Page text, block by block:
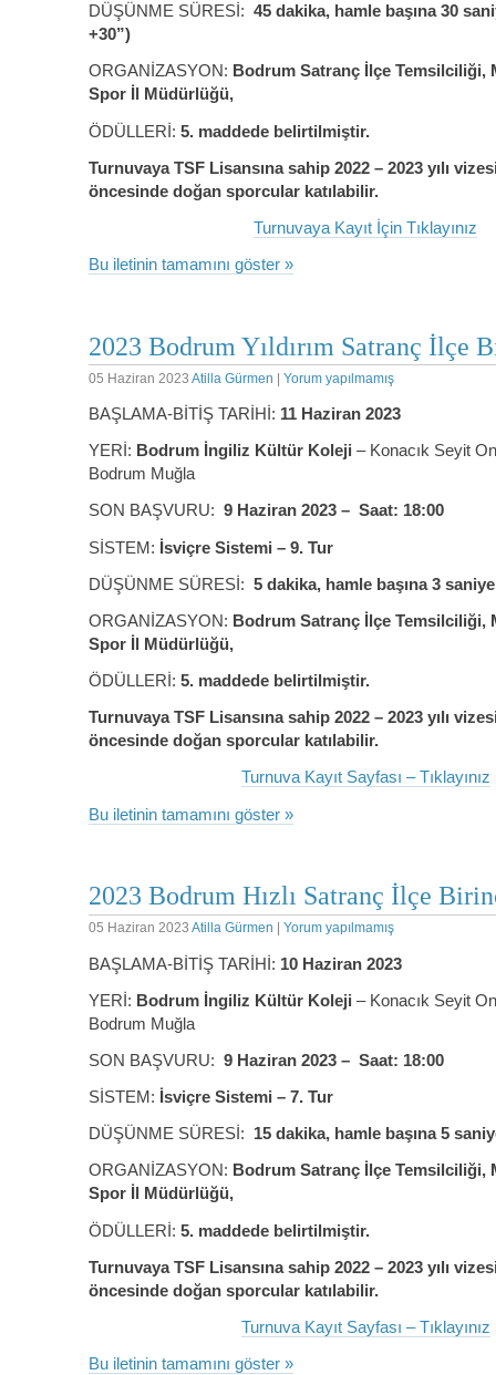
DÜŞÜNME SÜRESİ: 45 dakika, hamle başına 30
+30”)
ORGANİZASYON: Bodrum Satranç İlçe Temsilciliği,
Spor İl Müdürlüğü,
ÖDÜLLERİ: 5. maddede belirtilmiştir.
Turnuvaya TSF Lisansına sahip 2022 – 2023 yılı
öncesinde doğan sporcular katılabilir.
Turnuvaya Kayıt İçin Tıklayınız
Bu iletinin tamamını göster »
2023 Bodrum Yıldırım Satranç İlçe
05 Haziran 2023 Atilla Gürmen Yorum yapılmamış
BAŞLAMA-BİTİŞ TARİHİ: 11 Haziran 2023
YERİ: Bodrum İngiliz Kültür Koleji – Konacık Seyit
Bodrum Muğla
SON BAŞVURU: 9 Haziran 2023 – Saat: 18:00
SİSTEM: İsviçre Sistemi – 9. Tur
DÜŞÜNME SÜRESİ: 5 dakika, hamle başına 3
ORGANİZASYON: Bodrum Satranç İlçe Temsilciliği,
Spor İl Müdürlüğü,
ÖDÜLLERİ: 5. maddede belirtilmiştir.
Turnuvaya TSF Lisansına sahip 2022 – 2023 yılı
öncesinde doğan sporcular katılabilir.
Turnuva Kayıt Sayfası – Tıklayınız
Bu iletinin tamamını göster »
2023 Bodrum Hızlı Satranç İlçe
05 Haziran 2023 Atilla Gürmen Yorum yapılmamış
BAŞLAMA-BİTİŞ TARİHİ: 10 Haziran 2023
YERİ: Bodrum İngiliz Kültür Koleji – Konacık Seyit
Bodrum Muğla
SON BAŞVURU: 9 Haziran 2023 – Saat: 18:00
SİSTEM: İsviçre Sistemi – 7. Tur
DÜŞÜNME SÜRESİ: 15 dakika, hamle başına 5
ORGANİZASYON: Bodrum Satranç İlçe Temsilciliği,
Spor İl Müdürlüğü,
ÖDÜLLERİ: 5. maddede belirtilmiştir.
Turnuvaya TSF Lisansına sahip 2022 – 2023 yılı
öncesinde doğan sporcular katılabilir.
Turnuva Kayıt Sayfası – Tıklayınız
Bu iletinin tamamını göster »